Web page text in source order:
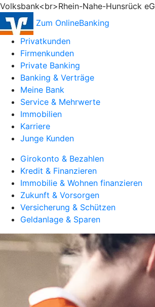
Volksbank<br>Rhein-Nahe-Hunsrück eG
Zum OnlineBanking
Privatkunden
Firmenkunden
Private Banking
Banking & Verträge
Meine Bank
Service & Mehrwerte
Immobilien
Karriere
Junge Kunden
Girokonto & Bezahlen
Kredit & Finanzieren
Immobilie & Wohnen finanzieren
Zukunft & Vorsorgen
Versicherung & Schützen
Geldanlage & Sparen